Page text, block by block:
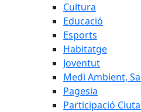
Cultura
Educació
Esports
Habitatge
Joventut
Medi Ambient,
Pagesia
Participació